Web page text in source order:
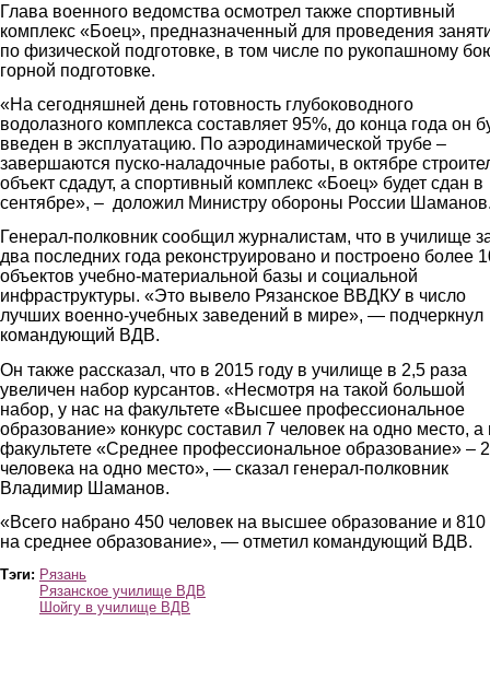
Глава военного ведомства осмотрел также спортивный
комплекс «Боец», предназначенный для проведения
по физической подготовке, в том числе по рукопашному
горной подготовке.
«На сегодняшней день готовность глубоководного
водолазного комплекса составляет 95%, до конца года он
введен в эксплуатацию. По аэродинамической трубе –
завершаются пуско-наладочные работы, в октябре
объект сдадут, а спортивный комплекс «Боец» будет сдан в
сентябре», – доложил Министру обороны России
Генерал-полковник сообщил журналистам, что в училище
два последних года реконструировано и построено более
объектов учебно-материальной базы и социальной
инфраструктуры. «Это вывело Рязанское ВВДКУ в число
лучших военно-учебных заведений в мире», — подчеркнул
командующий ВДВ.
Он также рассказал, что в 2015 году в училище в 2,5 раза
увеличен набор курсантов. «Несмотря на такой большой
набор, у нас на факультете «Высшее профессиональное
образование» конкурс составил 7 человек на одно место, а
факультете «Среднее профессиональное образование» –
человека на одно место», — сказал генерал-полковник
Владимир Шаманов.
«Всего набрано 450 человек на высшее образование и
на среднее образование», — отметил командующий ВДВ.
Тэги: Рязань
Рязанское училище ВДВ
Шойгу в училище ВДВ